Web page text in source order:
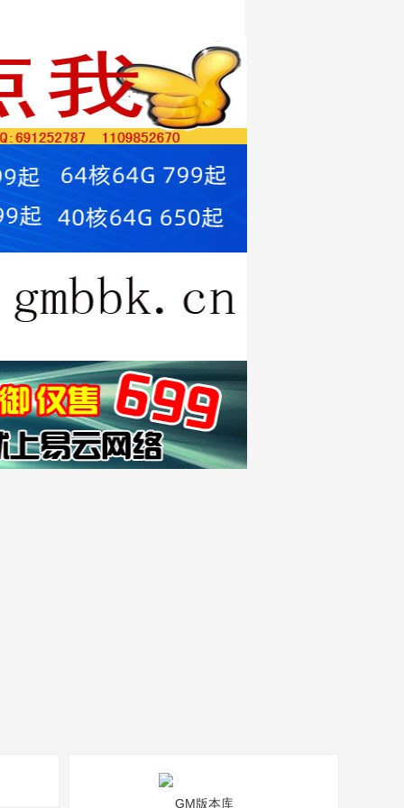
GM版本库